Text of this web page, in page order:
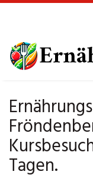
main
content
Tagen.